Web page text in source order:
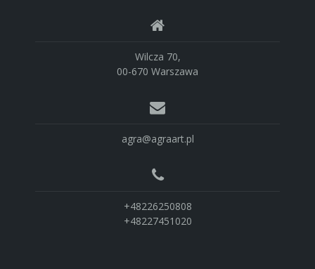
Wilcza 70,
00-670 Warszawa
agra@agraart.pl
+48226250808
+48227451020